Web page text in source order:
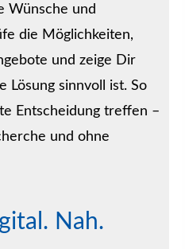
Wünsche und
die Möglichkeiten,
und zeige Dir
Lösung sinnvoll ist. So
Entscheidung treffen –
und ohne
Nah.